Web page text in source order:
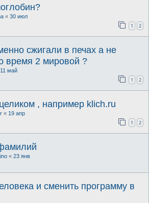
« 30 июл
1 2
сжигали в печах а не
время 2 мировой ?
11 май
1 2
, например klich.ru
« 19 апр
1 2
« 23 янв
и сменить программу в